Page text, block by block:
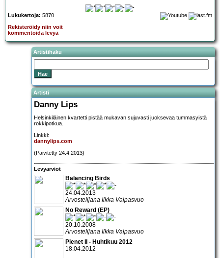
Lukukertoja: 5870
Rekisteröidy niin voit
kommentoida levyä
Artistihaku
Artisti
Danny Lips
Helsinkiläinen kvartetti pistää mukavan sujuvasti juoksevaa tummasyistä
rokkipotkua.
Linkki:
dannylips.com
(Päivitetty 24.4.2013)
Levyarviot
Balancing Birds
24.04.2013
Arvostelijana Ilkka Valpasvuo
No Reward (EP)
20.10.2008
Arvostelijana Ilkka Valpasvuo
Pienet II - Huhtikuu 2012
18.04.2012